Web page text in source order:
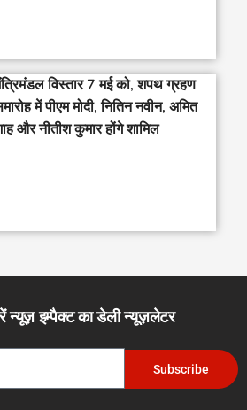
विस्तार 7 मई को, शपथ ग्रहण
में पीएम मोदी, नितिन नवीन, अमित
और नीतीश कुमार होंगे शामिल
न्यूज़ इम्पैक्ट का डेली न्यूज़लेटर
Subscribe